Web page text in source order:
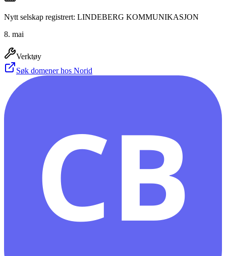
Nytt selskap registrert: LINDEBERG KOMMUNIKASJON
8. mai
Verktøy
Søk domener hos Norid
CB